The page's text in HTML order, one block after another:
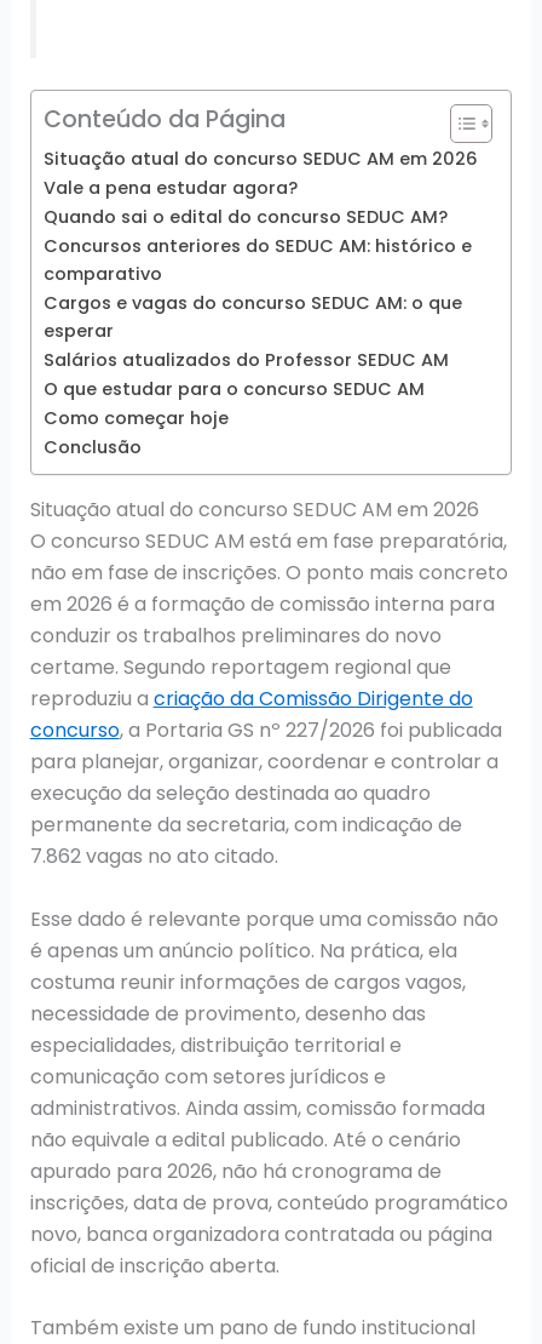
Conteúdo da Página
Situação atual do concurso SEDUC AM em 2026
Vale a pena estudar agora?
Quando sai o edital do concurso SEDUC AM?
Concursos anteriores do SEDUC AM: histórico e
comparativo
Cargos e vagas do concurso SEDUC AM: o que
esperar
Salários atualizados do Professor SEDUC AM
O que estudar para o concurso SEDUC AM
Como começar hoje
Conclusão
Situação atual do concurso SEDUC AM em 2026
O concurso SEDUC AM está em fase preparatória,
não em fase de inscrições. O ponto mais concreto
em 2026 é a formação de comissão interna para
conduzir os trabalhos preliminares do novo
certame. Segundo reportagem regional que
reproduziu a criação da Comissão Dirigente do
concurso, a Portaria GS nº 227/2026 foi publicada
para planejar, organizar, coordenar e controlar a
execução da seleção destinada ao quadro
permanente da secretaria, com indicação de
7.862 vagas no ato citado.
Esse dado é relevante porque uma comissão não
é apenas um anúncio político. Na prática, ela
costuma reunir informações de cargos vagos,
necessidade de provimento, desenho das
especialidades, distribuição territorial e
comunicação com setores jurídicos e
administrativos. Ainda assim, comissão formada
não equivale a edital publicado. Até o cenário
apurado para 2026, não há cronograma de
inscrições, data de prova, conteúdo programático
novo, banca organizadora contratada ou página
oficial de inscrição aberta.
Também existe um pano de fundo institucional